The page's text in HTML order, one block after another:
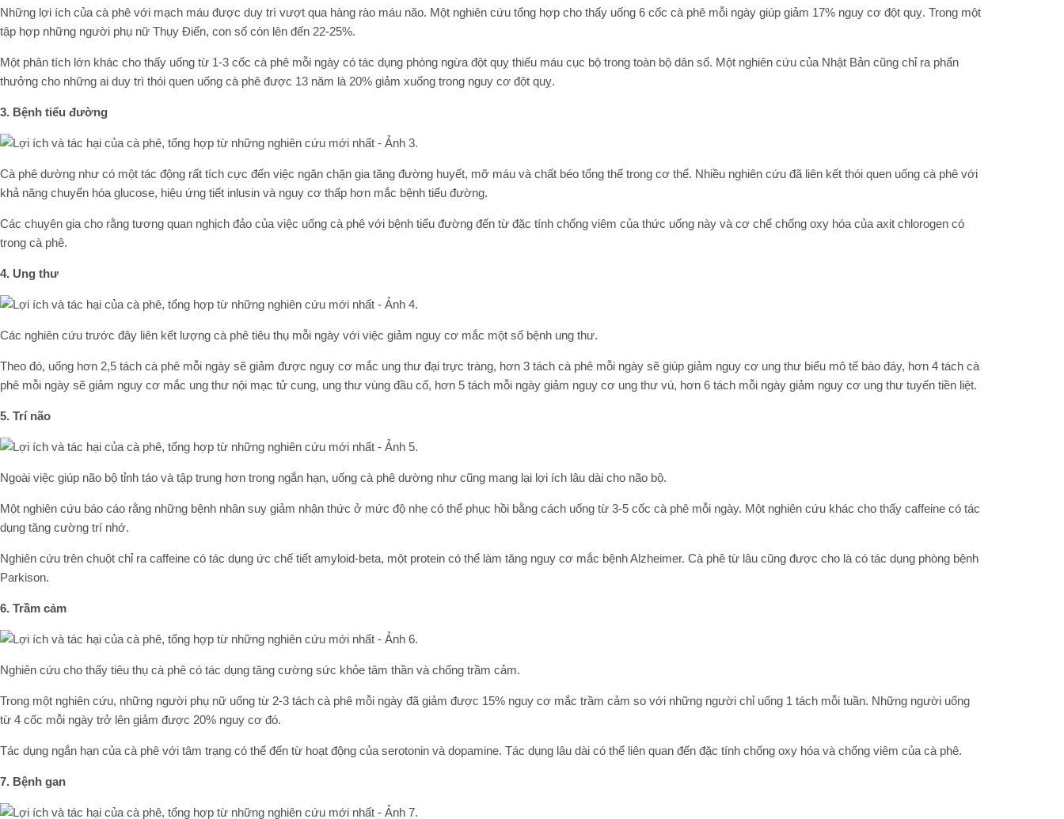
Những lợi ích của cà phê với mạch máu được duy trì vượt qua hàng rào máu não. Một nghiên cứu tổng hợp cho thấy uống 6 cốc cà phê mỗi ngày giúp giảm 17% nguy cơ đột quỵ. Trong một
tập hợp những người phụ nữ Thụy Điển, con số còn lên đến 22-25%.
Một phân tích lớn khác cho thấy uống từ 1-3 cốc cà phê mỗi ngày có tác dụng phòng ngừa đột quỵ thiếu máu cục bộ trong toàn bộ dân số. Một nghiên cứu của Nhật Bản cũng chỉ ra phẩn
thưởng cho những ai duy trì thói quen uống cà phê được 13 năm là 20% giảm xuống trong nguy cơ đột quỵ.
3. Bệnh tiểu đường
Cà phê dường như có một tác động rất tích cực đến việc ngăn chặn gia tăng đường huyết, mỡ máu và chất béo tổng thể trong cơ thể. Nhiều nghiên cứu đã liên kết thói quen uống cà phê với
khả năng chuyển hóa glucose, hiệu ứng tiết inlusin và nguy cơ thấp hơn mắc bệnh tiểu đường.
Các chuyên gia cho rằng tương quan nghịch đảo của việc uống cà phê với bệnh tiểu đường đến từ đặc tính chống viêm của thức uống này và cơ chế chống oxy hóa của axit chlorogen có
trong cà phê.
4. Ung thư
Các nghiên cứu trước đây liên kết lượng cà phê tiêu thụ mỗi ngày với việc giảm nguy cơ mắc một số bệnh ung thư.
Theo đó, uống hơn 2,5 tách cà phê mỗi ngày sẽ giảm được nguy cơ mắc ung thư đại trực tràng, hơn 3 tách cà phê mỗi ngày sẽ giúp giảm nguy cơ ung thư biểu mô tế bào đáy, hơn 4 tách cà
phê mỗi ngày sẽ giảm nguy cơ mắc ung thư nội mạc tử cung, ung thư vùng đầu cổ, hơn 5 tách mỗi ngày giảm nguy cơ ung thư vú, hơn 6 tách mỗi ngày giảm nguy cơ ung thư tuyến tiền liệt.
5. Trí não
Ngoài việc giúp não bộ tỉnh táo và tập trung hơn trong ngắn hạn, uống cà phê dường như cũng mang lại lợi ích lâu dài cho não bộ.
Một nghiên cứu báo cáo rằng những bệnh nhân suy giảm nhận thức ở mức độ nhẹ có thể phục hồi bằng cách uống từ 3-5 cốc cà phê mỗi ngày. Một nghiên cứu khác cho thấy caffeine có tác
dụng tăng cường trí nhớ.
Nghiên cứu trên chuột chỉ ra caffeine có tác dụng ức chế tiết amyloid-beta, một protein có thể làm tăng nguy cơ mắc bệnh Alzheimer. Cà phê từ lâu cũng được cho là có tác dụng phòng bệnh
Parkison.
6. Trầm cảm
Nghiên cứu cho thấy tiêu thụ cà phê có tác dụng tăng cường sức khỏe tâm thần và chống trầm cảm.
Trong một nghiên cứu, những người phụ nữ uống từ 2-3 tách cà phê mỗi ngày đã giảm được 15% nguy cơ mắc trầm cảm so với những người chỉ uống 1 tách mỗi tuần. Những người uống
từ 4 cốc mỗi ngày trở lên giảm được 20% nguy cơ đó.
Tác dụng ngắn hạn của cà phê với tâm trạng có thể đến từ hoạt động của serotonin và dopamine. Tác dụng lâu dài có thể liên quan đến đặc tính chống oxy hóa và chống viêm của cà phê.
7. Bệnh gan